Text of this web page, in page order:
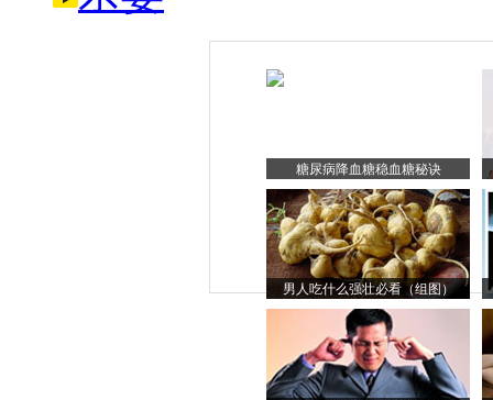
糖尿病降血糖稳血糖秘诀
男人吃什么强壮必看（组图）